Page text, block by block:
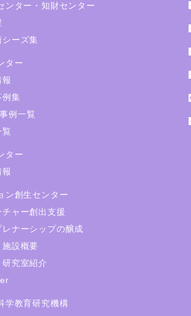
ンター・知財センター
ーズ集
ター
報
集
例一覧
ター
報
ン創生センター
ャー創出支援
レナーシップの醸成
施設概要
研究室紹介
学教育研究機構